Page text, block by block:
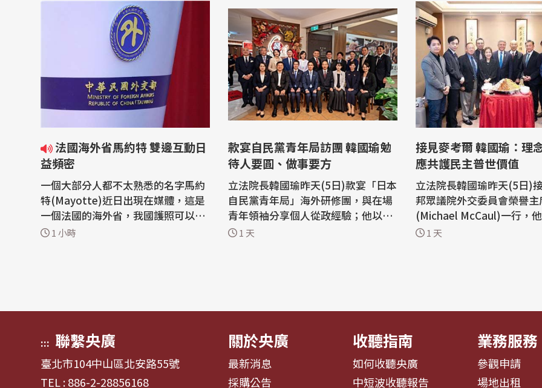
益頻密
一個大部分人都不太熟悉的名字馬約
特(Mayotte)近日出現在媒體，這是
一個法國的海外省，我國護照可以免
簽前往停留90天。近兩年因為我國主
1 小時
款宴自民黨青年局訪團 韓國瑜勉
待人要圓、做事要方
立法院長韓國瑜昨天(5日)款宴「日本
自民黨青年局」海外研修團，與在場
青年領袖分享個人從政經驗；他以
「圓形」與「正方形」比喻「待人要
1 天
接見麥考爾 韓國瑜：理
應共護民主普世價值
立法院長韓國瑜昨天(5日)
邦眾議院外交委員會榮譽
(Michael McCaul)一行，
摯感謝麥考爾的貢獻，為
1 天
::: 聯繫央廣
臺北市104中山區北安路55號
TEL : 886-2-28856168
關於央廣
最新消息
採購公告
收聽指南
如何收聽央廣
中短波收聽報告
業務服務
參觀申請
場地出租